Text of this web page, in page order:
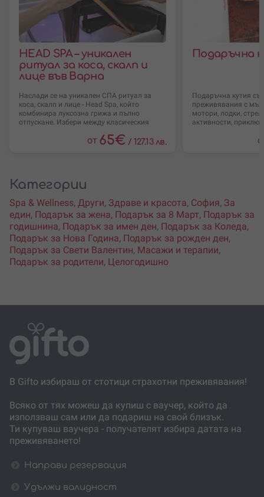
HEAD SPA – уникален
ритуал за коса, скалп и
лице във Варна
Наслади се на уникален СПА ритуал за
коса, скалп и лице - Head Spa, който
комбинира луксозна грижа и пълно
отпускане. Избери между класическия
от 65€ / 127.13 лв.
Подаръчна
Подаръчна кутия
преживявания с
мотори, лодки,
активности,
Категории
Spa & Wellness, Други, Здраве и красота, София, За
един, Подарък за жена, Подарък за 8 Март, Подарък за
годишнина, Подарък за имен ден, Подарък за Коледа,
Подарък за Нова Година, Подарък за рожден ден,
Подарък за Свети Валентин, Масажи и терапии,
Подарък за родители, Целогодишно
В Gifto избираш от стотици страхотни преживявания!
Всяко от тях можеш да купиш с ваучер, който да
използваш сам или да подариш на свой близък.
Ти купуваш ваучера - получателят избира датата на
преживяването!
Направи резервация
Удължи валидност